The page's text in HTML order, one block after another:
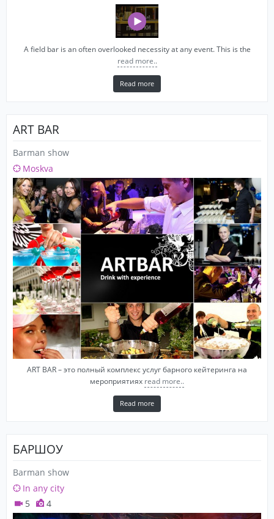
A field bar is an often overlooked necessity at any event. This is the
read more..
Read more
ART BAR
Barman show
Moskva
ART BAR – это полный комплекс услуг барного кейтеринга на
мероприятиях read more..
Read more
БАРШОУ
Barman show
In any city
5
4